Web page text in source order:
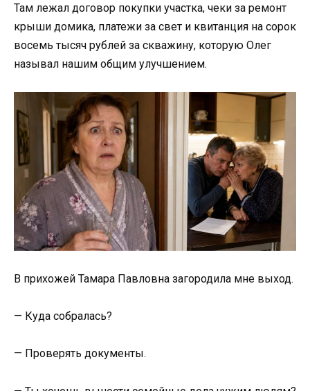
Там лежал договор покупки участка, чеки за ремонт
крыши домика, платежи за свет и квитанция на сорок
восемь тысяч рублей за скважину, которую Олег
называл нашим общим улучшением.
В прихожей Тамара Павловна загородила мне выход.
— Куда собралась?
— Проверять документы.